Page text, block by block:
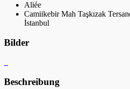
Aliée
Camiikebir Mah Taşkızak
İstanbul
Bilder
Beschreibung